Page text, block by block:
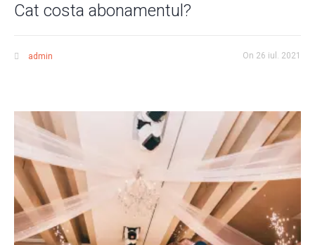
Cat costa abonamentul?
On 26 iul. 2021
admin